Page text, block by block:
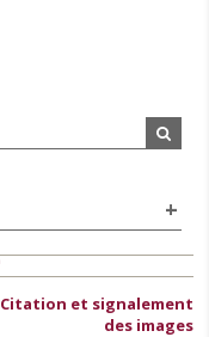
Citation et signalement
des images